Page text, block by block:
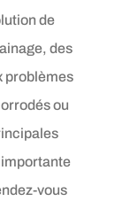
de
des
problèmes
ou
vous